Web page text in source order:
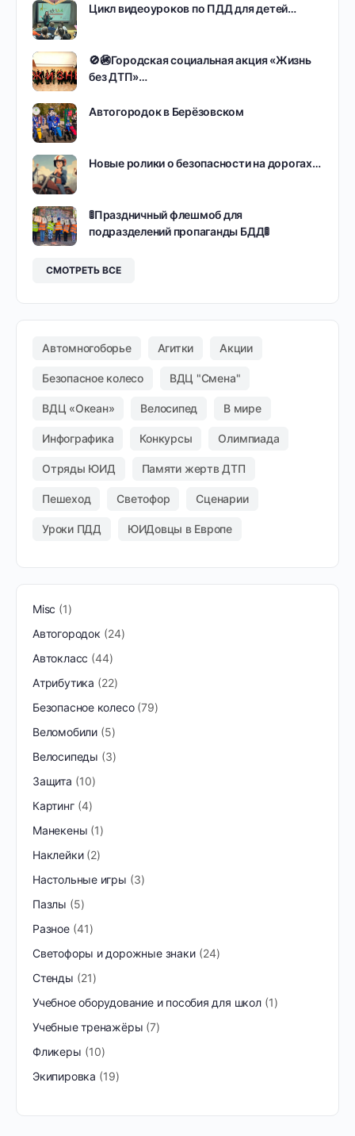
Цикл видеоуроков по ПДД для детей…
🚫🚳Городская социальная акция «Жизнь
без ДТП»…
Автогородок в Берёзовском
Новые ролики о безопасности на дорогах…
🚦Праздничный флешмоб для
подразделений пропаганды БДД🚦
СМОТРЕТЬ ВСЕ
Автомногоборье Агитки Акции
Безопасное колесо ВДЦ "Смена"
ВДЦ «Океан» Велосипед В мире
Инфографика Конкурсы Олимпиада
Отряды ЮИД Памяти жертв ДТП
Пешеход Светофор Сценарии
Уроки ПДД ЮИДовцы в Европе
Misc
1
Автогородок
24
Автокласс 44
Атрибутика
22
Безопасное колесо 79
Веломобили 5
Велосипеды
3
Защита
10
Картинг 4
Манекены 1
Наклейки 2
Настольные игры
3
Пазлы
5
Разное 41
Светофоры и дорожные знаки
24
Стенды
21
Учебное оборудование и пособия для школ 1
Учебные тренажёры 7
Фликеры
10
Экипировка
19